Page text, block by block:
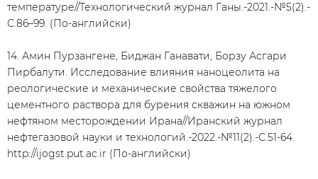
температуре//Технологический журнал Ганы.-2021.-№5(2).-
С.86–99. (По-английски)
14. Амин Пурзангене, Биджан Ганавати, Борзу Асгари
Пирбалути. Исследование влияния наноцеолита на
реологические и механические свойства тяжелого
цементного раствора для бурения скважин на южном
нефтяном месторождении Ирана//Иранский журнал
нефтегазовой науки и технологий.-2022.-№11(2).-С.51-64.
http://ijogst.put.ac.ir (По-английски)